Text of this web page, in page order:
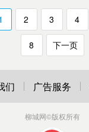
2 3 4
8 下一页
们 广告服务
柳城网©版权所有